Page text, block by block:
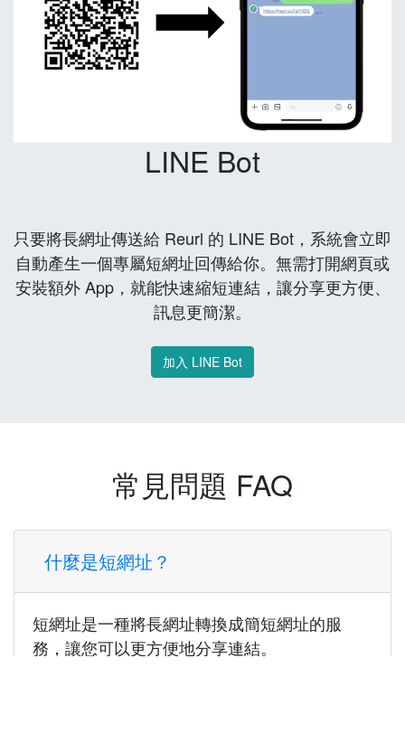
LINE Bot
只要將長網址傳送給 Reurl 的 LINE Bot，系統會立即
自動產生一個專屬短網址回傳給你。無需打開網頁或
安裝額外 App，就能快速縮短連結，讓分享更方便、
訊息更簡潔。
加入 LINE Bot
常見問題 FAQ
什麼是短網址？
短網址是一種將長網址轉換成簡短網址的服
務，讓您可以更方便地分享連結。